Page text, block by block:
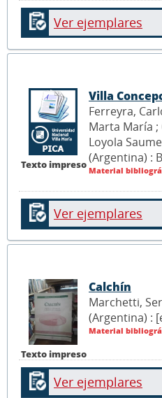
Ver ejemplares
Texto impreso
Villa
Ferreyra,
Marta María ;
Loyola
(Argentina) :
Material
Ver ejemplares
Texto impreso
Calchín
Marchetti,
(Argentina) :
Material
Ver ejemplares